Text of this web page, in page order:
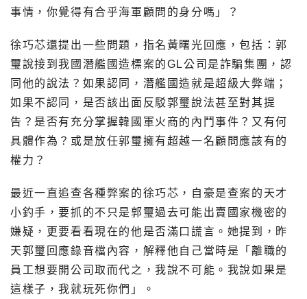
事情，你覺得有合乎海軍顧問的身分嗎」？
徐巧芯還提出一些問題，指名黃曙光回應，包括：郭
璽說接到我國潛艦國造標案的GL公司是詐騙集團，認
同他的說法？如果認同，潛艦國造就是超級大弊端；
如果不認同，是否該出面反駁郭璽說法甚至對其提
告？是否有充分掌握韓國軍火商的內鬥事件？又有何
具體作為？或是放任郭璽擁有超越一名顧問應該有的
權力？
最近一直追查各種弊案的徐巧芯，自豪是查案的天才
小釣手，要抓的不只是郭璽過去可能出賣國家機密的
嫌疑，更要看看現在的他是否滿口謊言。她提到，昨
天郭璽回應錄音檔內容，解釋他自己當時是「離職的
員工想要開公司取而代之，我說不可能。我說如果是
這樣子，我就玩死你們」。